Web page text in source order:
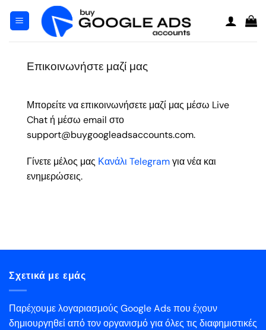
περιεχόμενο
Επικοινωνήστε μαζί μας
Μπορείτε να επικοινωνήσετε μαζί μας μέσω Live
Chat ή μέσω email στο
support@buygoogleadsaccounts.com.
Γίνετε μέλος μας Κανάλι Telegramγια νέα και
ενημερώσεις.
Σχετικά με εμάς
Παρέχουμε λογαριασμούς Google Ads που έχουν
δημιουργηθεί από τον οργανισμό για όλες τις διαφημιστικές